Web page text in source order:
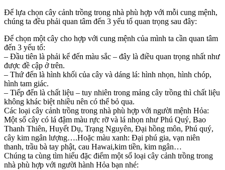
Để lựa chọn cây cảnh trồng trong nhà phù hợp với mỗi cung mệnh,
chúng ta đều phải quan tâm đến 3 yếu tố quan trọng sau đây:
Để chọn một cây cho hợp với cung mệnh của mình ta cần quan tâm
đến 3 yếu tố:
– Đầu tiên là phải kể đến màu sắc – đây là điều quan trọng nhất như
được đề cập ở trên.
– Thứ đến là hình khối của cây và dáng lá: hình nhọn, hình chóp,
hình tam giác.
– Tiếp đến là chất liệu – tuy nhiên trong mảng cây trồng thì chất liệu
không khác biệt nhiều nên có thể bỏ qua.
Các loại cây cảnh trồng trong nhà phù hợp với người mệnh Hỏa:
Một số cây có lá đậm màu rực rỡ và lá nhọn như Phú Quý, Bao
Thanh Thiên, Huyết Dụ, Trạng Nguyên, Đại hồng môn, Phú quý,
cây kim ngân lượng….Hoặc màu xanh: Đại phú gia, vạn niên
thanh, trầu bà tay phật, cau Hawai,kim tiền, kim ngân…
Chúng ta cùng tìm hiểu đặc điểm một số loại cây cảnh trồng trong
nhà phù hợp với người hành Hỏa bạn nhé: